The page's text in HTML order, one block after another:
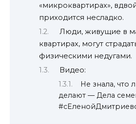
«микроквартирах»,
приходится несладко.
Люди, живущие в
квартирах, могут
физическими недугами.
Видео:
Не знала, что
делают — Дела